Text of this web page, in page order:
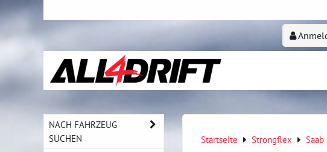
Startseite Strongflex Saab
NACH FAHRZEUG
SUCHEN